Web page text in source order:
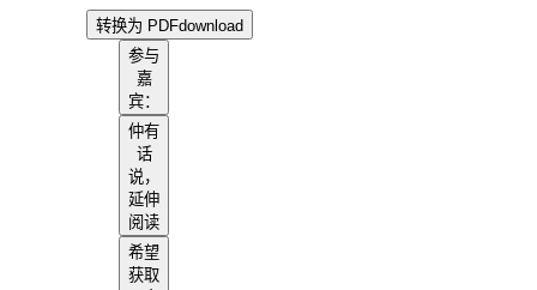
转换为 PDFdownload
参与
嘉
宾：
仲有
话
说，
延伸
阅读
希望
获取